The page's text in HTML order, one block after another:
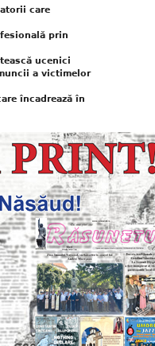
care
prin
ucenici
a victimelor
încadrează în